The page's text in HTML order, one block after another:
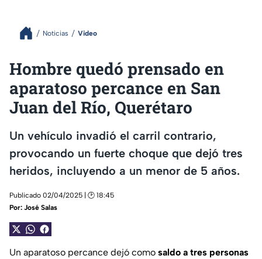
Noticias Video
Hombre quedó prensado en
aparatoso percance en San
Juan del Río, Querétaro
Un vehículo invadió el carril contrario,
provocando un fuerte choque que dejó tres
heridos, incluyendo a un menor de 5 años.
Publicado 02/04/2025 | 🕑 18:45
Por: José Salas
Un aparatoso percance dejó como saldo a tres personas